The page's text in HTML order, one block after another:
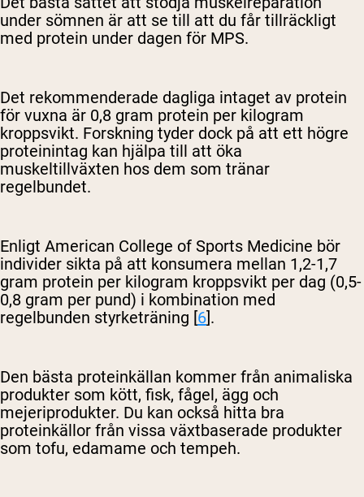
under sömnen är att se till att du får tillräckligt
med protein under dagen för MPS.
Det rekommenderade dagliga intaget av protein
för vuxna är 0,8 gram protein per kilogram
kroppsvikt. Forskning tyder dock på att ett högre
proteinintag kan hjälpa till att öka
muskeltillväxten hos dem som tränar
regelbundet.
Enligt American College of Sports Medicine bör
individer sikta på att konsumera mellan 1,2-1,7
gram protein per kilogram kroppsvikt per dag (0,5-
0,8 gram per pund) i kombination med
regelbunden styrketräning [6].
Den bästa proteinkällan kommer från animaliska
produkter som kött, fisk, fågel, ägg och
mejeriprodukter. Du kan också hitta bra
proteinkällor från vissa växtbaserade produkter
som tofu, edamame och tempeh.